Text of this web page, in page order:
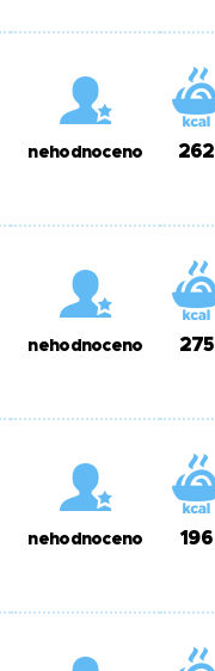
nehodnoceno 262
nehodnoceno 275
nehodnoceno 196